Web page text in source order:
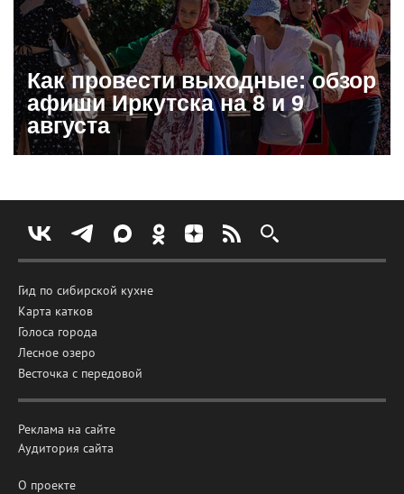
Как провести выходные: обзор
афиши Иркутска на 8 и 9
августа
Гид по сибирской кухне
Карта катков
Голоса города
Лесное озеро
Весточка с передовой
Реклама на сайте
Аудитория сайта
О проекте